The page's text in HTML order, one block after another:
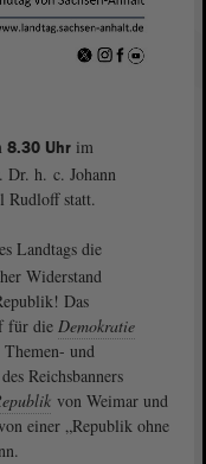
8.30 Uhr im
Dr. h. c. Johann
Rudloff statt.
Landtags die
Widerstand
Das
für die Demokratie
und
Reichsbanners
von Weimar und
einer „Republik ohne